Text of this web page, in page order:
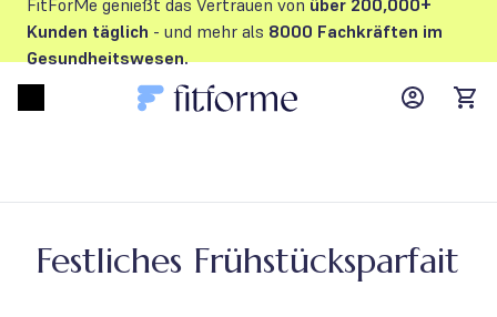
FitForMe genießt das Vertrauen von über 200,000+
Kunden täglich - und mehr als 8000 Fachkräften im
Gesundheitswesen.
MyFFM
Festliches Frühstücksparfait